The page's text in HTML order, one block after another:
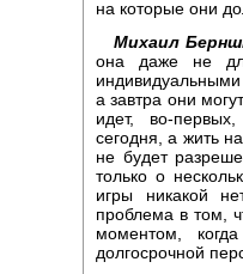
на которые они
Михаил
она даже не
а завтра они
идет, во-
сегодня, а жить
не будет
только о
игры никакой
проблема в том,
моментом,
долгосрочной